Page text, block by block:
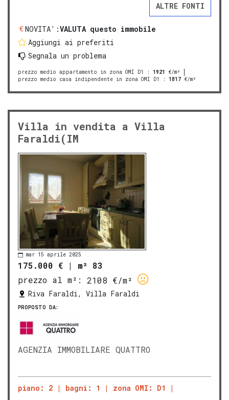
ALTRE FONTI
NOVITA':VALUTA questo immobile
Aggiungi ai preferiti
Segnala un problema
prezzo medio appartamento in zona OMI D1 : 1921
€/m²
prezzo medio casa indipendente in zona OMI D1
: 1817 €/m²
Villa in vendita a Villa
Faraldi(IM
mar 15 aprile 2025
175.000 € | m² 83
prezzo al m²:
2108 €/m²
Riva Faraldi, Villa Faraldi
PROPOSTO DA:
AGENZIA IMMOBILIARE QUATTRO
piano: 2 bagni: 1 zona OMI: D1